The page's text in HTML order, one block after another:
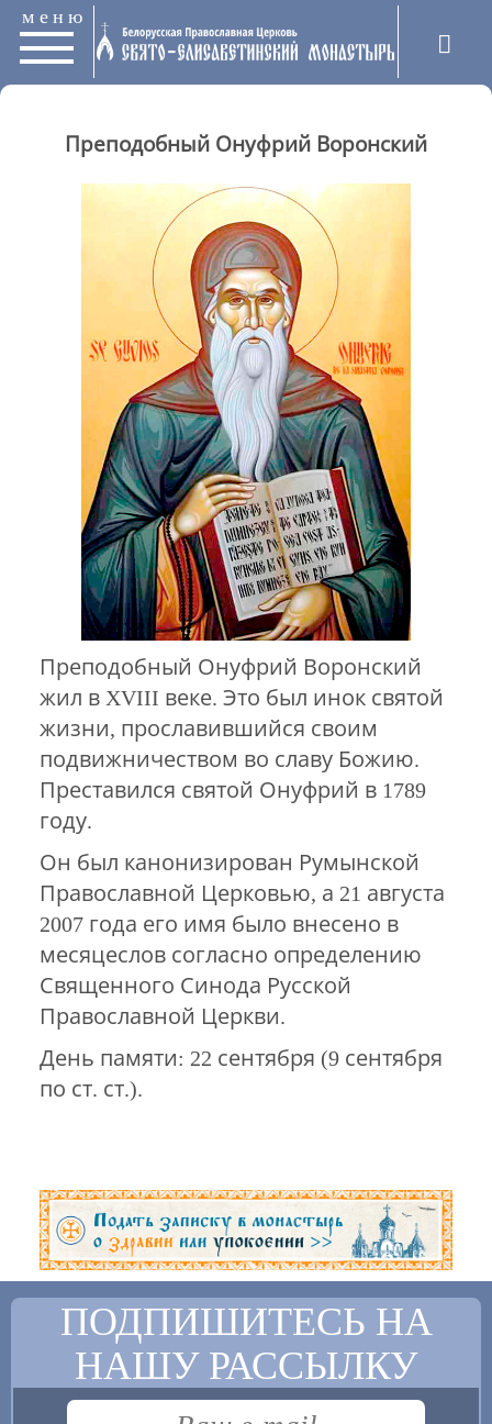
меню
Преподобный Онуфрий Воронский
Преподобный Онуфрий Воронский
жил в XVIII веке. Это был инок святой
жизни, прославившийся своим
подвижничеством во славу Божию.
Преставился святой Онуфрий в 1789
году.
Он был канонизирован Румынской
Православной Церковью, а 21 августа
2007 года его имя было внесено в
месяцеслов согласно определению
Священного Синода Русской
Православной Церкви.
День памяти: 22 сентября (9 сентября
по ст. ст.).
ПОДПИШИТЕСЬ НА
НАШУ РАССЫЛКУ